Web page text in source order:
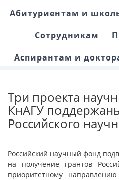
Абитуриентам и
Сотрудникам
Аспирантам и
Три проекта
КнАГУ
Российского
Российский научный фонд
на получение грантов
приоритетному направлению